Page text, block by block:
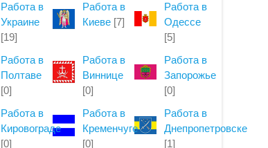
Работа в
Украине
[19]
Работа в
Киеве [7]
Работа в
Одессе
[5]
Работа в
Полтаве
[0]
Работа в
Виннице
[0]
Работа в
Запорожье
[0]
Работа в
Кировограде
[0]
Работа в
Кременчуге
[0]
Работа в
Днепропетровске
[1]